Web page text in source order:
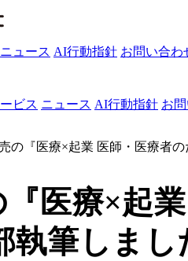
ニュース AI行動指針 お問い合わ
ビス ニュース AI行動指針 お
の『医療×起業 医師・医療者
『医療×起
執筆しまし